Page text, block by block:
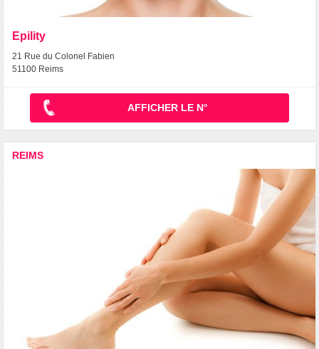
Epility
21 Rue du Colonel Fabien
51100 Reims
AFFICHER LE N°
REIMS